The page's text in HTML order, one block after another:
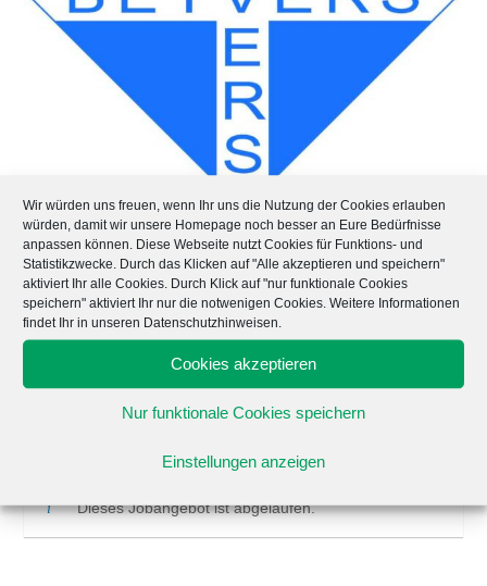
Wir würden uns freuen, wenn Ihr uns die Nutzung der Cookies erlauben
würden, damit wir unsere Homepage noch besser an Eure Bedürfnisse
anpassen können. Diese Webseite nutzt Cookies für Funktions- und
Statistikzwecke. Durch das Klicken auf "Alle akzeptieren und speichern"
aktiviert Ihr alle Cookies. Durch Klick auf "nur funktionale Cookies
speichern" aktiviert Ihr nur die notwenigen Cookies. Weitere Informationen
findet Ihr in unseren Datenschutzhinweisen.
Cookies akzeptieren
Nur funktionale Cookies speichern
Einstellungen anzeigen
Pharmazeut im
Praktikum (m/w/d) in
der Herstellung und
Entwicklung
Dieses Jobangebot ist abgelaufen.